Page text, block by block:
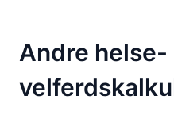
Andre helse-